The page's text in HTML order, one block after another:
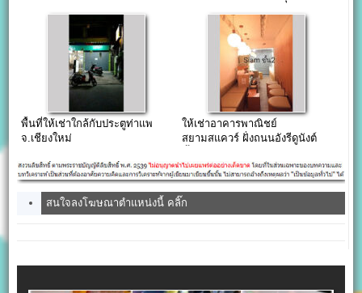
พื้นที่ให้เช่าใกล้กับประตูท่าแพ
จ.เชียงใหม่
ให้เช่าอาคารพาณิชย์
สยามสแควร์ ฝั่งถนนอังรีดูนังต์
สนใจลงโฆษณาตำแหน่งนี้ คลิ๊ก